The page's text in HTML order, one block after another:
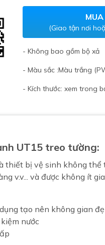
bồn cầu nhà trọ giá rẻ
thiết bị vệ sinh chính hãng
Máy nước nóng năng lượng
thiết bị vệ sinh cao cấp
(Giao tận nơi
- Không bao gồm bộ xả
- Màu sắc :Màu trắng
- Kích thước: xem trong
UT15 treo tường:
thiết bị vệ sinh không thể
v.v... và được không ít
tạo nên không gian
nước